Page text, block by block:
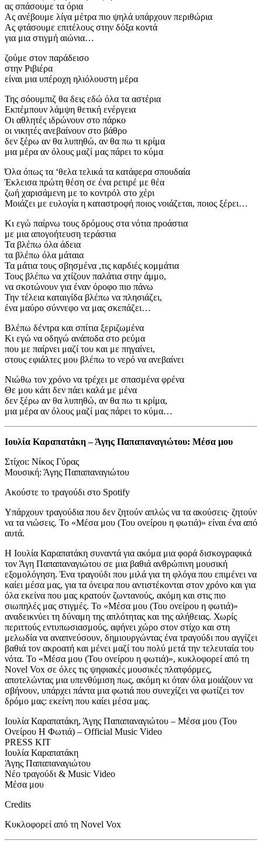
ας σπάσουμε τα όρια
Ας ανέβουμε λίγα μέτρα πιο ψηλά υπάρχουν περιθώρια
Ας φτάσουμε επιτέλους στην δόξα κοντά
για μια στιγμή αιώνια…
ζούμε στον παράδεισο
στην Ριβιέρα
είναι μια υπέροχη ηλιόλουστη μέρα
Της σόουμπιζ θα δεις εδώ όλα τα αστέρια
Εκπέμπουν λάμψη θετική ενέργεια
Οι αθλητές ιδρώνουν στο πάρκο
οι νικητές ανεβαίνουν στο βάθρο
δεν ξέρω αν θα λυπηθώ, αν θα πω τι κρίμα
μια μέρα αν όλους μαζί μας πάρει το κύμα
Όλα όπως τα ‘θελα τελικά τα κατάφερα σπουδαία
Έκλεισα πρώτη θέση σε ένα ρετιρέ με θέα
ζωή χαρισάμενη με το κοντρόλ στο χέρι
Μοιάζει με ευλογία η καταστροφή ποιος νοιάζεται, ποιος ξέρει…
Κι εγώ παίρνω τους δρόμους στα νότια προάστια
με μια απογοήτευση τεράστια
Τα βλέπω όλα άδεια
τα βλέπω όλα μάταια
Τα μάτια τους σβησμένα ,τις καρδιές κομμάτια
Τους βλέπω να χτίζουν παλάτια στην άμμο,
να σκοτώνουν για έναν όροφο πιο πάνω
Την τέλεια καταιγίδα βλέπω να πλησιάζει,
ένα μαύρο σύννεφο να μας σκεπάζει…
Βλέπω δέντρα και σπίτια ξεριζωμένα
Κι εγώ να οδηγώ ανάποδα στο ρεύμα
που με παίρνει μαζί του και με πηγαίνει,
στους εφιάλτες μου βλέπω το νερό να ανεβαίνει
Νιώθω τον χρόνο να τρέχει με σπασμένα φρένα
Θε μου κάτι δεν πάει καλά με μένα
δεν ξέρω αν θα λυπηθώ, αν θα πω τι κρίμα,
μια μέρα αν όλους μαζί μας πάρει το κύμα…
Ιουλία Καραπατάκη – Άγης Παπαπαναγιώτου: Μέσα μου
Στίχοι: Νίκος Γύρας
Μουσική: Άγης Παπαπαναγιώτου
Ακούστε το τραγούδι στο Spotify
Υπάρχουν τραγούδια που δεν ζητούν απλώς να τα ακούσεις∙ ζητούν
να τα νιώσεις. Το «Μέσα μου (Του ονείρου η φωτιά)» είναι ένα από
αυτά.
Η Ιουλία Καραπατάκη συναντά για ακόμα μια φορά δισκογραφικά
τον Άγη Παπαπαναγιώτου σε μια βαθιά ανθρώπινη μουσική
εξομολόγηση. Ένα τραγούδι που μιλά για τη φλόγα που επιμένει να
καίει μέσα μας, για τα όνειρα που αντιστέκονται στον χρόνο και για
όλα εκείνα που μας κρατούν ζωντανούς, ακόμη και στις πιο
σιωπηλές μας στιγμές. Το «Μέσα μου (Του ονείρου η φωτιά)»
αναδεικνύει τη δύναμη της απλότητας και της αλήθειας. Χωρίς
περιττούς εντυπωσιασμούς, αφήνει χώρο στον στίχο και στη
μελωδία να αναπνεύσουν, δημιουργώντας ένα τραγούδι που αγγίζει
βαθιά τον ακροατή και μένει μαζί του πολύ μετά την τελευταία του
νότα. Το «Μέσα μου (Του ονείρου η φωτιά)», κυκλοφορεί από τη
Novel Vox σε όλες τις ψηφιακές μουσικές πλατφόρμες,
αποτελώντας μια υπενθύμιση πως, ακόμη κι όταν όλα μοιάζουν να
σβήνουν, υπάρχει πάντα μια φωτιά που συνεχίζει να φωτίζει τον
δρόμο μας: εκείνη που καίει μέσα μας.
Ιουλία Καραπατάκη, Άγης Παπαπαναγιώτου – Μέσα μου (Του
Ονείρου Η Φωτιά) – Official Music Video
PRESS KIT
Ιουλία Καραπατάκη
Άγης Παπαπαναγιώτου
Νέο τραγούδι & Music Video
Μέσα μου
Credits
Κυκλοφορεί από τη Novel Vox